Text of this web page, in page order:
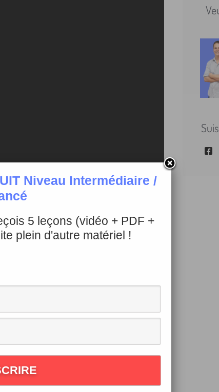
!
et du “machine learning”.
Alors, “en vogue” ou “à la mode”
“Fashion” en anglais.
assez aujourd’hui dans cette
artificielle, la question de l’émission.
aux échecs ? 1987, 1997 ou 2007 ?
Niveau Intermédiaire /
5 leçons (vidéo + PDF +
plein d'autre matériel !